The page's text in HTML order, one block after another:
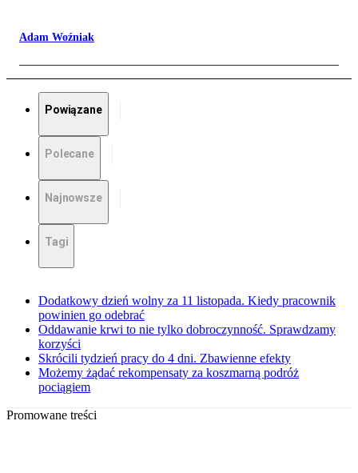
Adam Woźniak
Powiązane
Polecane
Najnowsze
Tagi
Dodatkowy dzień wolny za 11 listopada. Kiedy pracownik
powinien go odebrać
Oddawanie krwi to nie tylko dobroczynność. Sprawdzamy
korzyści
Skrócili tydzień pracy do 4 dni. Zbawienne efekty
Możemy żądać rekompensaty za koszmarną podróż
pociągiem
Promowane treści